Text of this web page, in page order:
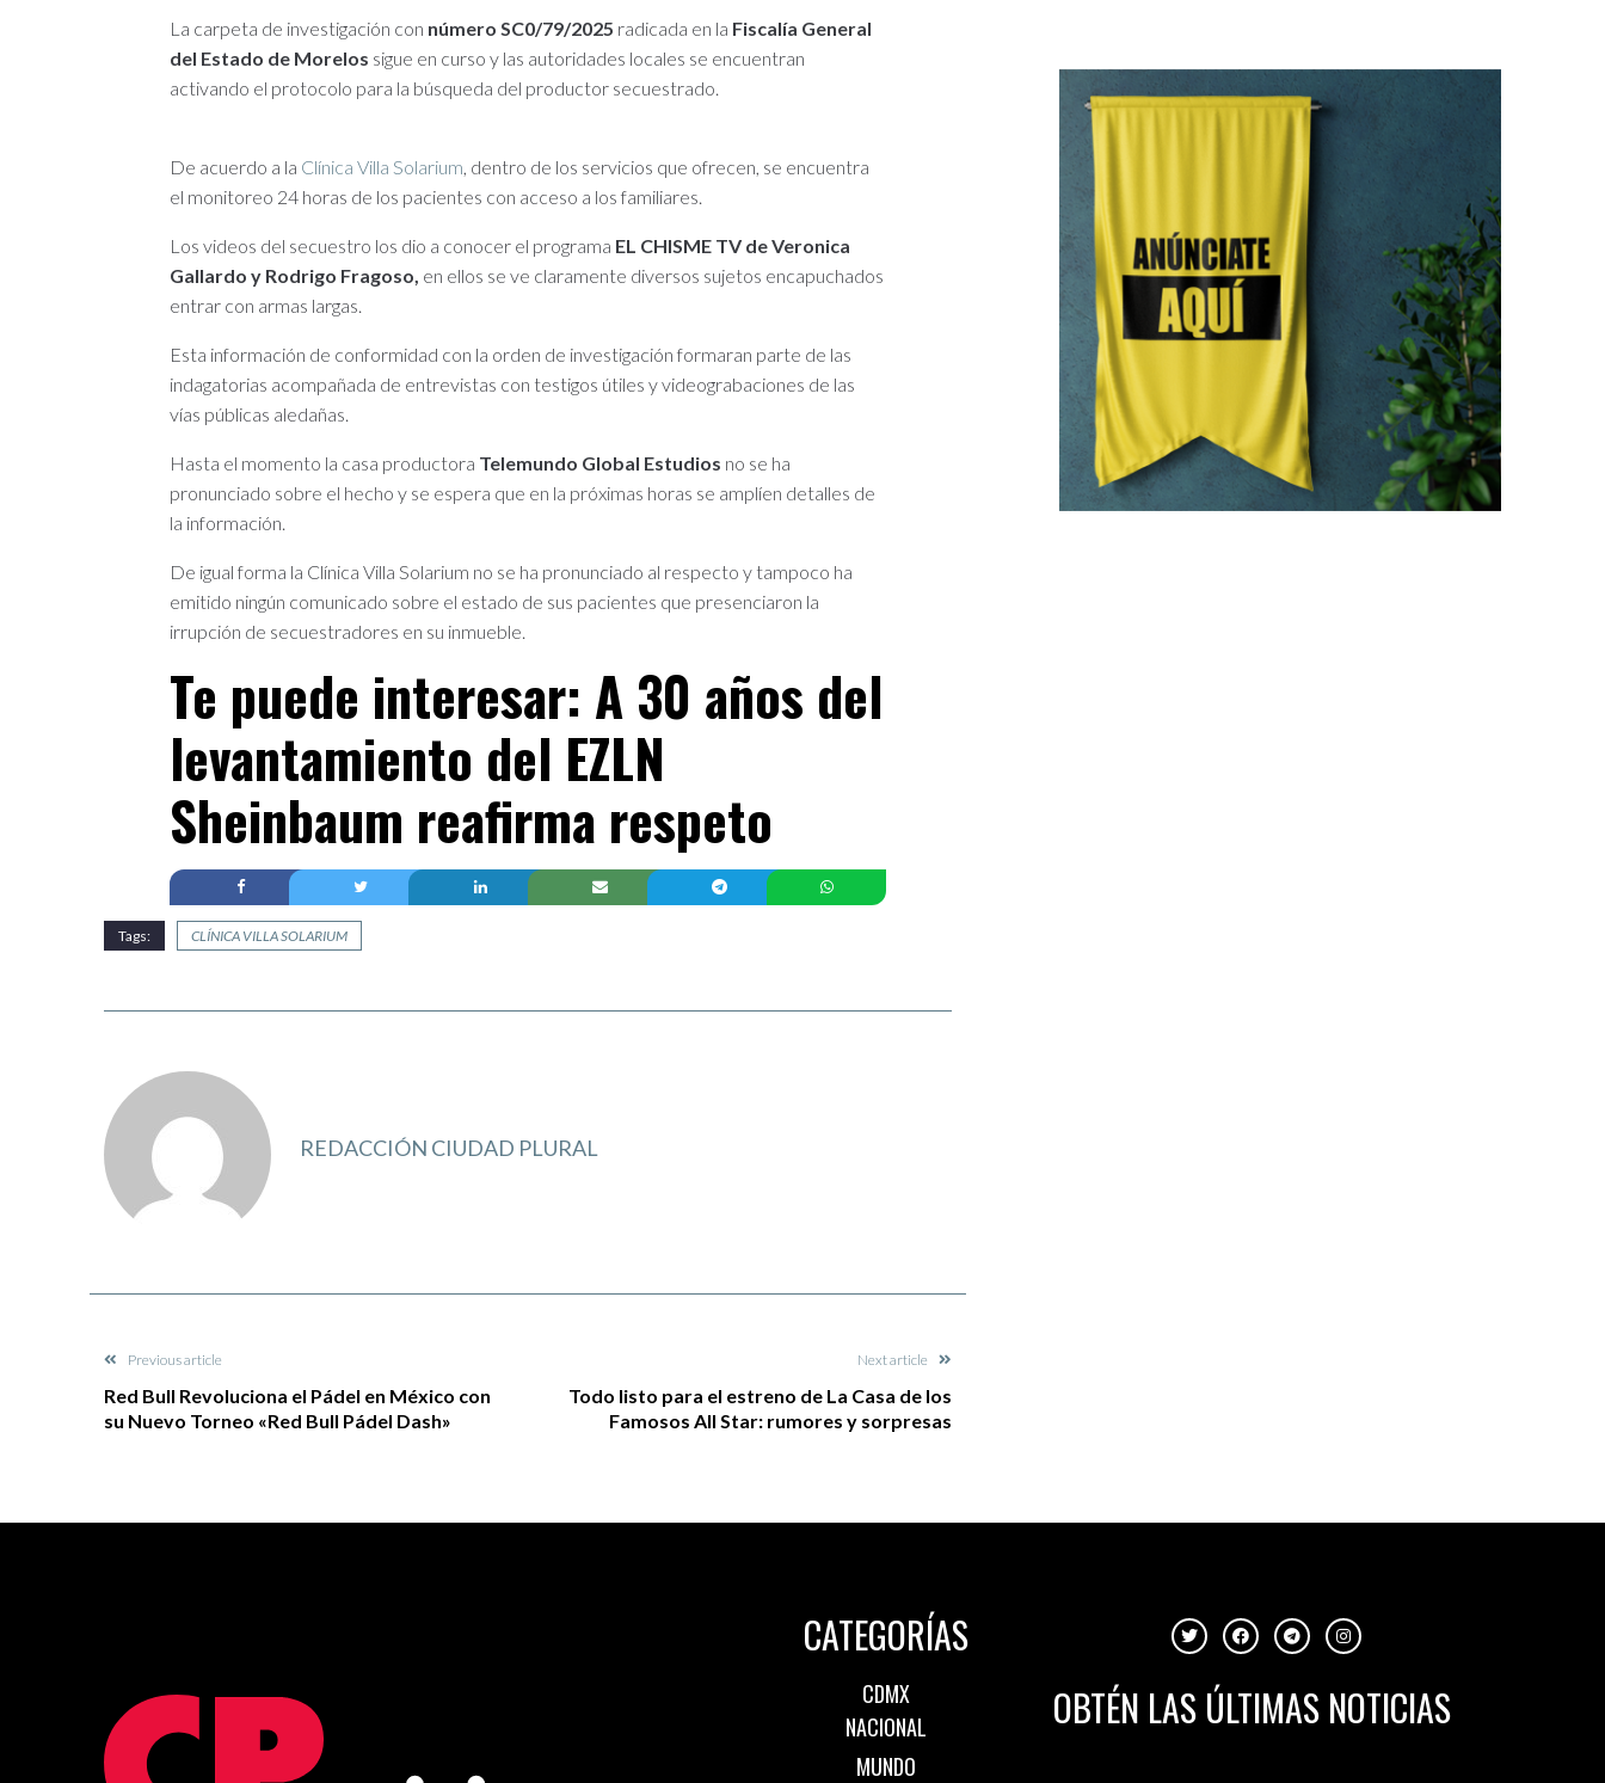
La carpeta de investigación con número SC0/79/2025 radicada en la Fiscalía General
del Estado de Morelos sigue en curso y las autoridades locales se encuentran
activando el protocolo para la búsqueda del productor secuestrado.
De acuerdo a la Clínica Villa Solarium, dentro de los servicios que ofrecen, se encuentra
el monitoreo 24 horas de los pacientes con acceso a los familiares.
Los videos del secuestro los dio a conocer el programa EL CHISME TV de Veronica
Gallardo y Rodrigo Fragoso, en ellos se ve claramente diversos sujetos encapuchados
entrar con armas largas.
Esta información de conformidad con la orden de investigación formaran parte de las
indagatorias acompañada de entrevistas con testigos útiles y videograbaciones de las
vías públicas aledañas.
Hasta el momento la casa productora Telemundo Global Estudios no se ha
pronunciado sobre el hecho y se espera que en la próximas horas se amplíen detalles de
la información.
De igual forma la Clínica Villa Solarium no se ha pronunciado al respecto y tampoco ha
emitido ningún comunicado sobre el estado de sus pacientes que presenciaron la
irrupción de secuestradores en su inmueble.
Te puede interesar: A 30 años del
levantamiento del EZLN
Sheinbaum reafirma respeto
Tags: CLÍNICA VILLA SOLARIUM
REDACCIÓN CIUDAD PLURAL
Previous article
Red Bull Revoluciona el Pádel en México con
su Nuevo Torneo «Red Bull Pádel Dash»
Next article
Todo listo para el estreno de La Casa de los
Famosos All Star: rumores y sorpresas
CATEGORÍAS
CDMX
NACIONAL
MUNDO
OBTÉN LAS ÚLTIMAS NOTICIAS